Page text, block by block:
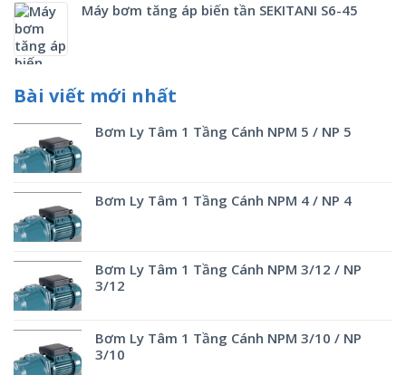
Máy bơm tăng áp biến tần SEKITANI S6-45
Bài viết mới nhất
Bơm Ly Tâm 1 Tầng Cánh NPM 5 / NP 5
Bơm Ly Tâm 1 Tầng Cánh NPM 4 / NP 4
Bơm Ly Tâm 1 Tầng Cánh NPM 3/12 / NP
3/12
Bơm Ly Tâm 1 Tầng Cánh NPM 3/10 / NP
3/10